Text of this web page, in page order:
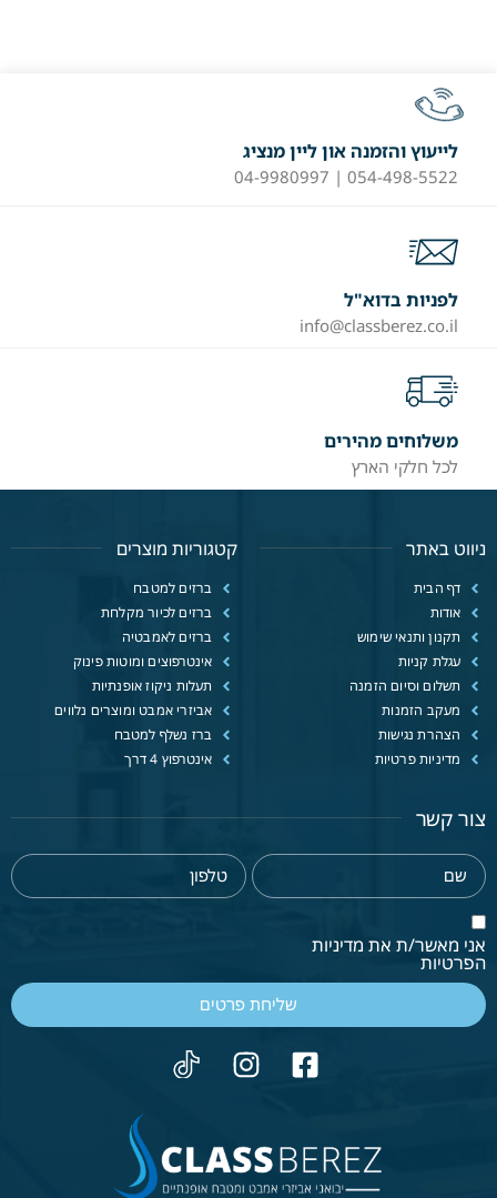
לייעוץ והזמנה און ליין מנציג
054-498-5522 | 04-9980997
לפניות בדוא"ל
info@classberez.co.il
משלוחים מהירים
לכל חלקי הארץ
ניווט באתר
דף הבית
אודות
תקנון ותנאי שימוש
עגלת קניות
תשלום וסיום הזמנה
מעקב הזמנות
הצהרת נגישות
מדיניות פרטיות
קטגוריות מוצרים
ברזים למטבח
ברזים לכיור מקלחת
ברזים לאמבטיה
אינטרפוצים ומוטות פינוק
תעלות ניקוז אופנתיות
אביזרי אמבט ומוצרים נלווים
ברז נשלף למטבח
אינטרפוץ 4 דרך
צור קשר
אני מאשר/ת את מדיניות
הפרטיות
שליחת פרטים